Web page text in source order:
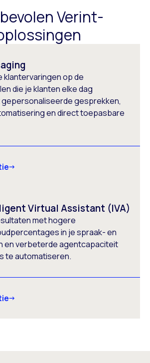
Verint-
klantervaringen op de
die je klanten elke dag
gesprekken,
en direct toepasbare
Virtual Assistant (IVA)
met hogere
in je spraak- en
en verbeterde agentcapaciteit
te automatiseren.